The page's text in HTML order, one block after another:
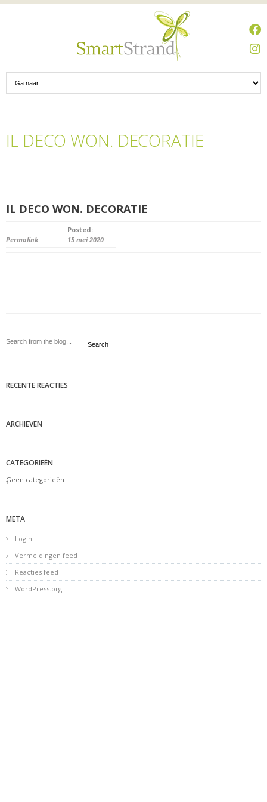
IL DECO WON. DECORATIE
IL DECO WON. DECORATIE
Permalink
Posted:
15 mei 2020
Search
RECENTE REACTIES
ARCHIEVEN
CATEGORIEËN
Geen categorieën
META
Login
Vermeldingen feed
Reacties feed
WordPress.org